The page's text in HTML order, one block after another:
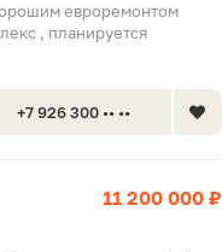
евроремонтом
, планируется
+7 926 300 •• ••
11 200 000 ₽